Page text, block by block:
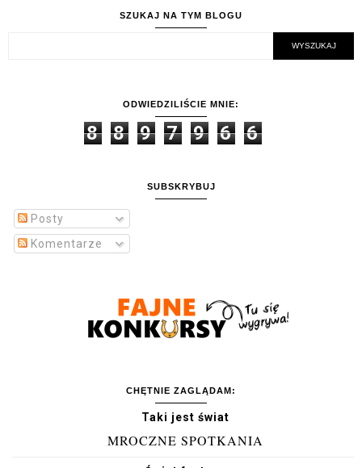
SZUKAJ NA TYM BLOGU
ODWIEDZILIŚCIE MNIE:
8 8 9 7 9 6 6
SUBSKRYBUJ
Posty
Komentarze
CHĘTNIE ZAGLĄDAM:
Taki jest świat
MROCZNE SPOTKANIA